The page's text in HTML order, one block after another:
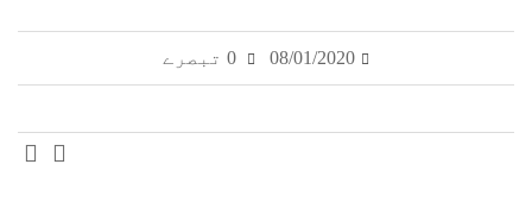
میٹرک نتایج دا اعلان، لاہور بورڈ دے 64.53
فیصدی طالب علم پاس08/01/2020